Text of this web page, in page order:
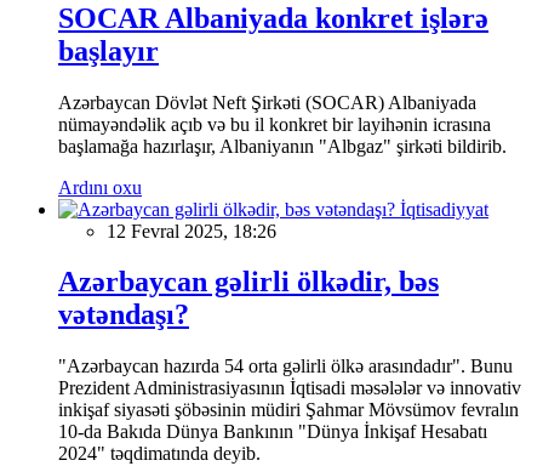
SOCAR Albaniyada konkret işlərə
başlayır
Azərbaycan Dövlət Neft Şirkəti (SOCAR) Albaniyada
nümayəndəlik açıb və bu il konkret bir layihənin icrasına
başlamağa hazırlaşır, Albaniyanın "Albgaz" şirkəti bildirib.
Ardını oxu
İqtisadiyyat
12 Fevral 2025, 18:26
Azərbaycan gəlirli ölkədir, bəs
vətəndaşı?
"Azərbaycan hazırda 54 orta gəlirli ölkə arasındadır". Bunu
Prezident Administrasiyasının İqtisadi məsələlər və innovativ
inkişaf siyasəti şöbəsinin müdiri Şahmar Mövsümov fevralın
10-da Bakıda Dünya Bankının "Dünya İnkişaf Hesabatı
2024" təqdimatında deyib.